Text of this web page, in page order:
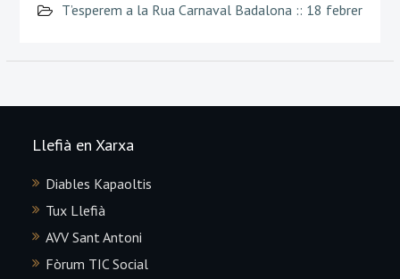
T’esperem a la Rua Carnaval Badalona :: 18 febrer
Llefià en Xarxa
Diables Kapaoltis
Tux Llefià
AVV Sant Antoni
Fòrum TIC Social